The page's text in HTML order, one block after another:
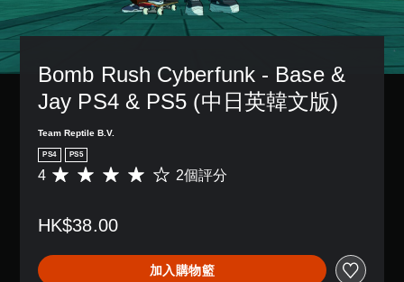
Bomb Rush Cyberfunk - Base &
Jay PS4 & PS5 (中日英韓文版)
Team Reptile B.V.
PS4 PS5
平
分
4
顆
4 2個評分
HK$38.00
加入購物籃